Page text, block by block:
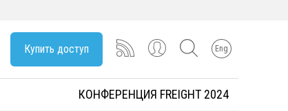
Купить доступ Eng
КОНФЕРЕНЦИЯ FREIGHT 2024